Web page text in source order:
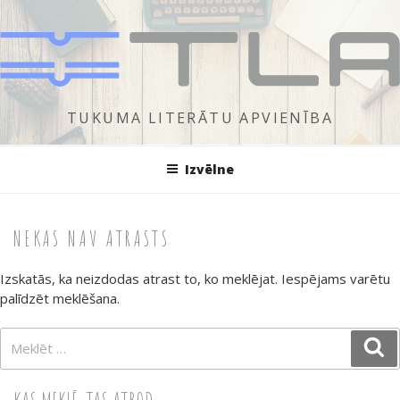
uz
saturu
TUKUMA LITERĀTU APVIENĪBA
Izvēlne
NEKAS NAV ATRASTS
Izskatās, ka neizdodas atrast to, ko meklējat. Iespējams varētu
palīdzēt meklēšana.